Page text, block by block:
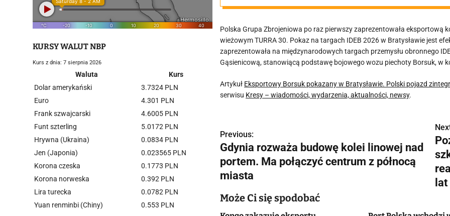
Polska Grupa Zbrojeniowa po raz pierwszy zaprezentowała eksportową
wieżowym TURRA 30. Pokaz na targach IDEB 2026 w Bratysławie jest
zaprezentowała na międzynarodowych targach przemysłu obronnego
Gąsienicową, stanowiącą podstawę bojowego wozu piechoty Borsuk, w
Artykuł Eksportowy Borsuk pokazany w Bratysławie. Polski pojazd
serwisu Kresy – wiadomości, wydarzenia, aktualności, newsy.
N
a
w
Previous:
Gdynia rozważa budowę kolei linowej nad
portem. Ma połączyć centrum z północą
miasta
lat
Może Ci się spodobać
KURSY WALUT NBP
Kurs z dnia: 7 sierpnia 2026
Waluta
Kurs
Dolar amerykański
3.7324 PLN
Euro
4.301 PLN
Frank szwajcarski
4.6005 PLN
Funt szterling
5.0172 PLN
Hrywna (Ukraina)
0.0834 PLN
Jen (Japonia)
0.023565 PLN
Korona czeska
0.1773 PLN
Korona norweska
0.392 PLN
Lira turecka
0.0782 PLN
Yuan renminbi (Chiny)
0.553 PLN